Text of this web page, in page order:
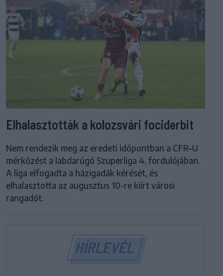
Elhalasztották a kolozsvári fociderbit
Nem rendezik meg az eredeti időpontban a CFR–U
mérkőzést a labdarúgó Szuperliga 4. fordulójában.
A liga elfogadta a házigadák kérését, és
elhalasztotta az augusztus 10-re kiírt városi
rangadót.
HÍRLEVÉL